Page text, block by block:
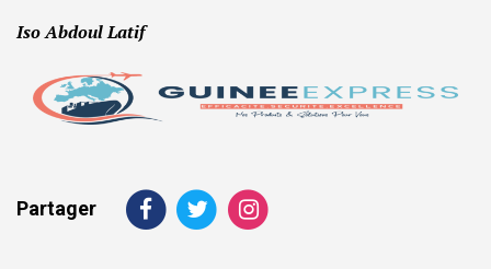
Iso Abdoul Latif
Partager